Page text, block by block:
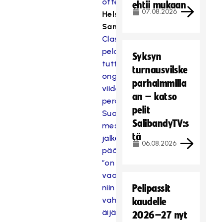
Helsingin
Sanomat:
Classicin
pelaajilla
tuttu
ongelma
viidennen
peräkkäisen
Suomen
mestaruuden
jälkeen,
päävalmentaja
”on
vaan
niin
vahva
äijä”,
ehtii mukaan
07.08.2026
Syksyn
turnausvilske
parhaimmilla
an – katso
pelit
SalibandyTV:s
tä
06.08.2026
Pelipassit
kaudelle
2026–27 nyt